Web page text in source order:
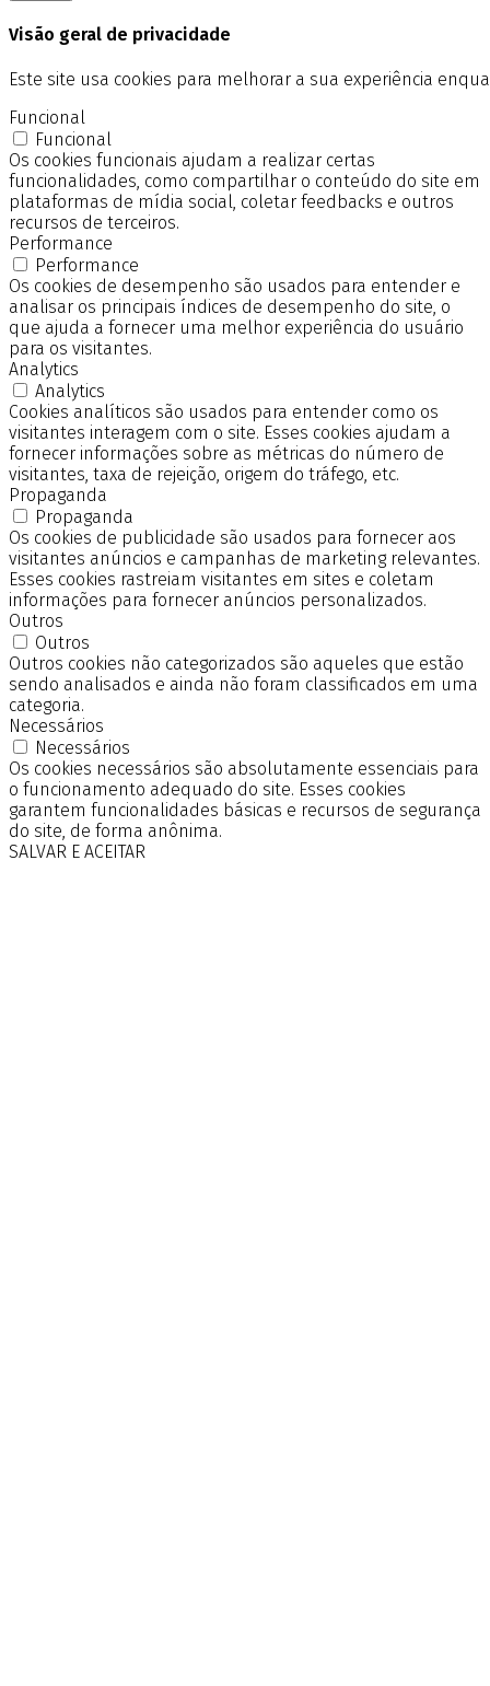
Visão geral de privacidade
Este site usa cookies para melhorar a sua experiência
Funcional
Funcional
Os cookies funcionais ajudam a realizar certas
funcionalidades, como compartilhar o conteúdo do site em
plataformas de mídia social, coletar feedbacks e outros
recursos de terceiros.
Performance
Performance
Os cookies de desempenho são usados para entender e
analisar os principais índices de desempenho do site, o
que ajuda a fornecer uma melhor experiência do usuário
para os visitantes.
Analytics
Analytics
Cookies analíticos são usados para entender como os
visitantes interagem com o site. Esses cookies ajudam a
fornecer informações sobre as métricas do número de
visitantes, taxa de rejeição, origem do tráfego, etc.
Propaganda
Propaganda
Os cookies de publicidade são usados para fornecer aos
visitantes anúncios e campanhas de marketing relevantes.
Esses cookies rastreiam visitantes em sites e coletam
informações para fornecer anúncios personalizados.
Outros
Outros
Outros cookies não categorizados são aqueles que estão
sendo analisados e ainda não foram classificados em uma
categoria.
Necessários
Necessários
Os cookies necessários são absolutamente essenciais para
o funcionamento adequado do site. Esses cookies
garantem funcionalidades básicas e recursos de segurança
do site, de forma anônima.
SALVAR E ACEITAR